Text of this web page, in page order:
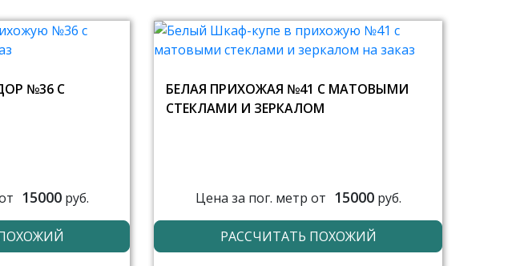
№36 С
15000руб.
БЕЛАЯ ПРИХОЖАЯ №41 С МАТОВЫМИ
СТЕКЛАМИ И ЗЕРКАЛОМ
Цена за пог. метр от 15000руб.
РАССЧИТАТЬ ПОХОЖИЙ